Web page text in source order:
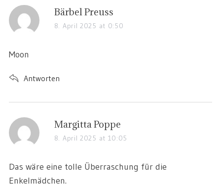
Bärbel Preuss
8. April 2025 at 0:50
Moon
Antworten
Margitta Poppe
8. April 2025 at 10:05
Das wäre eine tolle Überraschung für die
Enkelmädchen.